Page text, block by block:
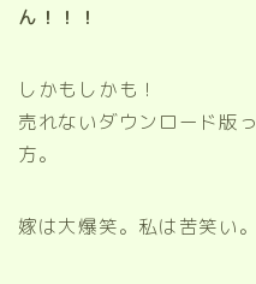
ん！！！
しかもしかも！
売れないダウンロード版
方。
嫁は大爆笑。私は苦笑い。